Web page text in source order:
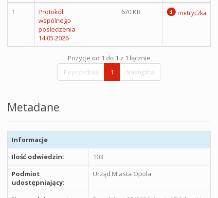
1
Protokół
wspólnego
posiedzenia
14.05.2026
670 KB metryczka
Pozycje od 1 do 1 z 1 łącznie
Poprzednia
1 Następna
Metadane
Informacje
Ilość odwiedzin:
103
Podmiot
udostępniający:
Urząd Miasta Opola